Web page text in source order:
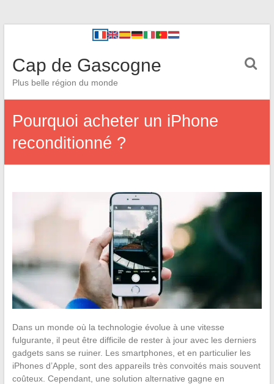
Cap de Gascogne
Plus belle région du monde
Pourquoi acheter un iPhone
reconditionné ?
Dans un monde où la technologie évolue à une vitesse
fulgurante, il peut être difficile de rester à jour avec les derniers
gadgets sans se ruiner. Les smartphones, et en particulier les
iPhones d’Apple, sont des appareils très convoités mais souvent
coûteux. Cependant, une solution alternative gagne en